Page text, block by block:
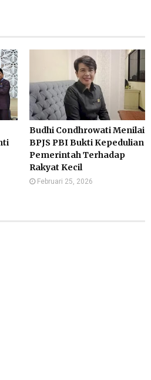
Budhi Condhrowati Menilai
BPJS PBI Bukti Kepedulian
Pemerintah Terhadap
Rakyat Kecil
Februari 25, 2026